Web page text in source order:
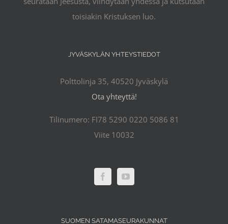
toisiakin Kristuksen luo.
JYVÄSKYLÄN YHTEYSTIEDOT
Polttolinja 35, 40520 Jyväskylä
Ota yhteyttä!
Tilinumero: FI78 5290 0220 5086 81
Viite 10032
SUOMEN SATAMASEURAKUNNAT